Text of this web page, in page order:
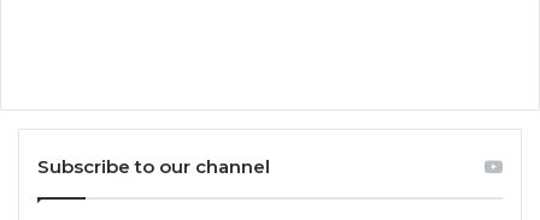
Subscribe to our channel